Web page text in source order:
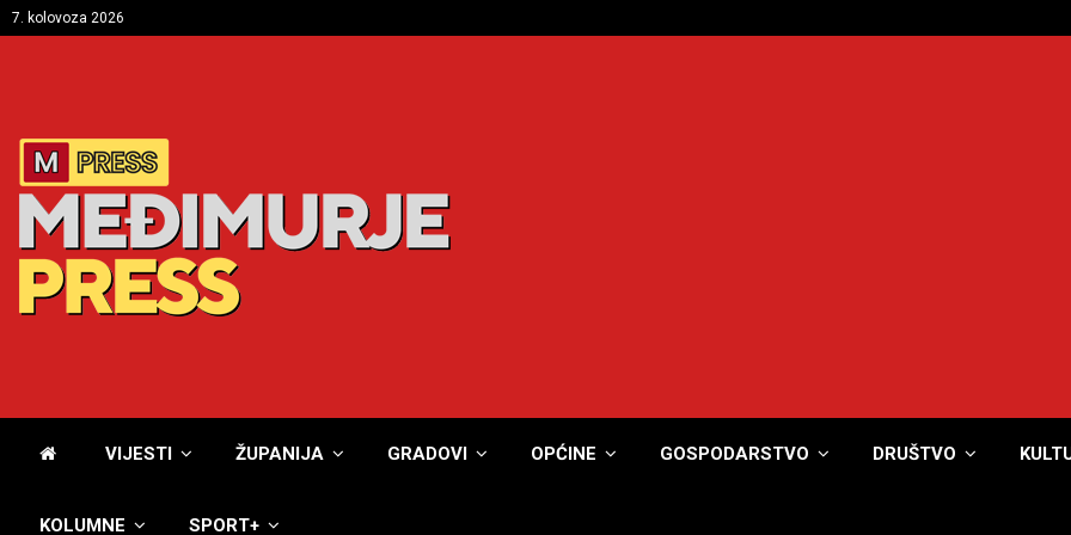
7. kolovoza 2026
VIJESTI ŽUPANIJA GRADOVI OPĆINE GOSPODARSTVO DRUŠTVO
KOLUMNE SPORT+